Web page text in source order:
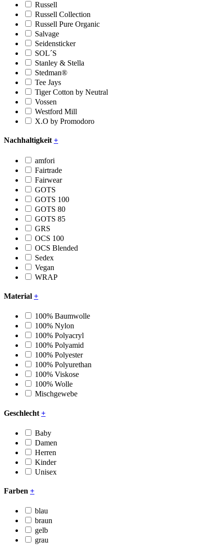
Russell
Russell Collection
Russell Pure Organic
Salvage
Seidensticker
SOL´S
Stanley & Stella
Stedman®
Tee Jays
Tiger Cotton by Neutral
Vossen
Westford Mill
X.O by Promodoro
Nachhaltigkeit+
amfori
Fairtrade
Fairwear
GOTS
GOTS 100
GOTS 80
GOTS 85
GRS
OCS 100
OCS Blended
Sedex
Vegan
WRAP
Material +
100% Baumwolle
100% Nylon
100% Polyacryl
100% Polyamid
100% Polyester
100% Polyurethan
100% Viskose
100% Wolle
Mischgewebe
Geschlecht +
Baby
Damen
Herren
Kinder
Unisex
Farben +
blau
braun
gelb
grau